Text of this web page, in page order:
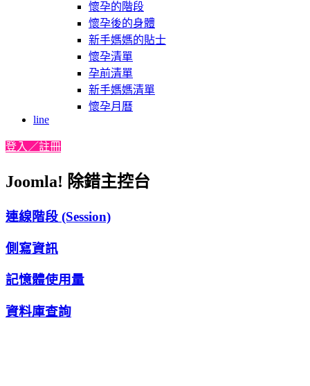
懷孕的階段
懷孕後的身體
新手媽媽的貼士
懷孕清單
孕前清單
新手媽媽清單
懷孕月曆
line
登入／註冊
Joomla! 除錯主控台
連線階段 (Session)
側寫資訊
記憶體使用量
資料庫查詢